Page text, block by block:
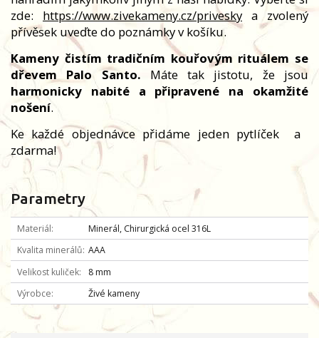
zde: https://www.zivekameny.cz/priveskya zvolený
přívěsek uveďte do poznámky v košíku.
Kameny čistím tradičním kouřovým rituálem se
dřevem Palo Santo. Máte tak jistotu, že jsou
harmonicky nabité a připravené na okamžité
nošení.
Ke každé objednávce přidáme jeden pytlíček
a
zdarma!
Parametry
Materiál
Minerál, Chirurgická ocel 316L
Kvalita minerálů AAA
Velikost kuliček
8 mm
Výrobce
Živé kameny